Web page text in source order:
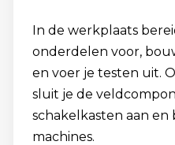
In de werkplaats
onderdelen voor,
en voer je testen uit.
sluit je de
schakelkasten aan en
machines.